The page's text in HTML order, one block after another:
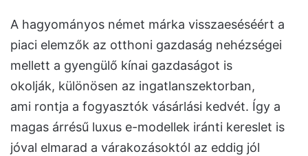
A hagyományos német márka visszaeséséért a
piaci elemzők az otthoni gazdaság nehézségei
mellett a gyengülő kínai gazdaságot is
okolják, különösen az ingatlanszektorban,
ami rontja a fogyasztók vásárlási kedvét. Így a
magas árrésű luxus e-modellek iránti kereslet is
jóval elmarad a várakozásoktól az eddig jól